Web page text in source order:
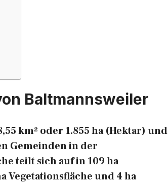
Baltmannsweiler
km² oder 1.855 ha (Hektar) und
Gemeinden in der
teilt sich auf in 109 ha
Vegetationsfläche und 4 ha